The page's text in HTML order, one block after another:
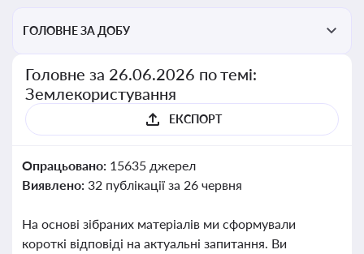
ГОЛОВНЕ ЗА ДОБУ
Головне за 26.06.2026 по темі:
Землекористування
ЕКСПОРТ
Опрацьовано: 15635 джерел
Виявлено: 32 публікації за 26 червня
На основі зібраних матеріалів ми сформували
короткі відповіді на актуальні запитання. Ви